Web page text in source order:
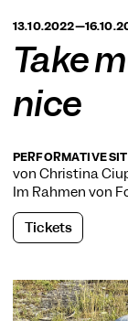
BERLIN
Take
nice
PERFORMATIVE
von Christina
Im Rahmen von
Tickets